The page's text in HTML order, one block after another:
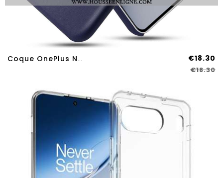
Coque OnePlus Nord 4 Porte-Carte €18.30
€18.30